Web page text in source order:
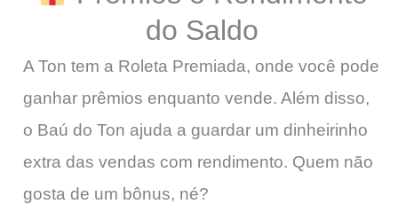
do Saldo
A Ton tem a Roleta Premiada, onde você pode
ganhar prêmios enquanto vende. Além disso,
o Baú do Ton ajuda a guardar um dinheirinho
extra das vendas com rendimento. Quem não
gosta de um bônus, né?